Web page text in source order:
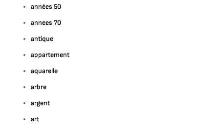
années 50
annees 70
antique
appartement
aquarelle
arbre
argent
art